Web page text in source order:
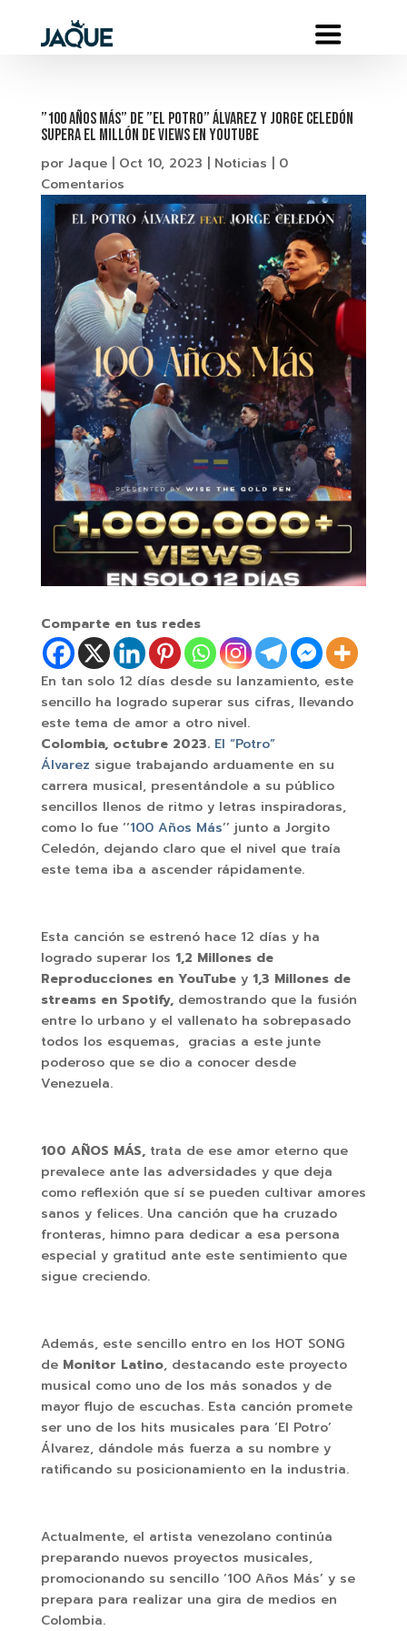
”100 Años más” de ”El Potro” Álvarez y Jorge Celedón
supera el millón de views en YouTube
por Jaque| Oct 10, 2023 Noticias
0
Comentarios
Comparte en tus redes
En tan solo 12 días desde su lanzamiento, este
sencillo ha logrado superar sus cifras, llevando
este tema de amor a otro nivel.
Colombia, octubre 2023. El “Potro”
Álvarez sigue trabajando arduamente en su
carrera musical, presentándole a su público
sencillos llenos de ritmo y letras inspiradoras,
como lo fue ‘‘100 Años Más’’ junto a Jorgito
Celedón, dejando claro que el nivel que traía
este tema iba a ascender rápidamente.
Esta canción se estrenó hace 12 días y ha
logrado superar los 1,2 Millones de
Reproducciones en YouTube y1,3 Millones de
streams en Spotify, demostrando que la fusión
entre lo urbano y el vallenato ha sobrepasado
todos los esquemas, gracias a este junte
poderoso que se dio a conocer desde
Venezuela.
100 AÑOS MÁS, trata de ese amor eterno que
prevalece ante las adversidades y que deja
como reflexión que sí se pueden cultivar amores
sanos y felices. Una canción que ha cruzado
fronteras, himno para dedicar a esa persona
especial y gratitud ante este sentimiento que
sigue creciendo.
Además, este sencillo entro en los HOT SONG
de Monitor Latino, destacando este proyecto
musical como uno de los más sonados y de
mayor flujo de escuchas. Esta canción promete
ser uno de los hits musicales para ‘El Potro’
Álvarez, dándole más fuerza a su nombre y
ratificando su posicionamiento en la industria.
Actualmente, el artista venezolano continúa
preparando nuevos proyectos musicales,
promocionando su sencillo ‘100 Años Más’ y se
prepara para realizar una gira de medios en
Colombia.